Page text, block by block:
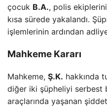
çocuk B.A., polis
kısa sürede yakalandı.
işlemlerinin ardından
Mahkeme Kararı
Mahkeme, Ş.K. hakkında
diğer iki şüpheliyi serbest
araçlarında yaşanan